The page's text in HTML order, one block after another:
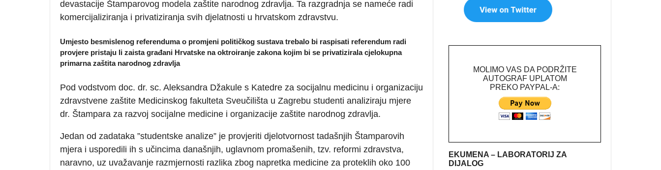
devastacije Štamparovog modela zaštite narodnog zdravlja. Ta razgradnja se nameće radi
komercijaliziranja i privatiziranja svih djelatnosti u hrvatskom zdravstvu.
Umjesto besmislenog referenduma o promjeni političkog sustava trebalo bi raspisati referendum radi
provjere pristaju li zaista građani Hrvatske na oktroiranje zakona kojim bi se privatizirala cjelokupna
primarna zaštita narodnog zdravlja
Pod vodstvom doc. dr. sc. Aleksandra Džakule s Katedre za socijalnu medicinu i organizaciju
zdravstvene zaštite Medicinskog fakulteta Sveučilišta u Zagrebu studenti analiziraju mjere
dr. Štampara za razvoj socijalne medicine i organizacije zaštite narodnog zdravlja.
Jedan od zadataka ”studentske analize” je provjeriti djelotvornost tadašnjih Štamparovih
mjera i usporedili ih s učincima današnjih, uglavnom promašenih, tzv. reformi zdravstva,
naravno, uz uvažavanje razmjernosti razlika zbog napretka medicine za proteklih oko 100
MOLIMO VAS DA PODRŽITE
AUTOGRAF UPLATOM
PREKO PAYPAL-A:
EKUMENA – LABORATORIJ ZA
DIJALOG